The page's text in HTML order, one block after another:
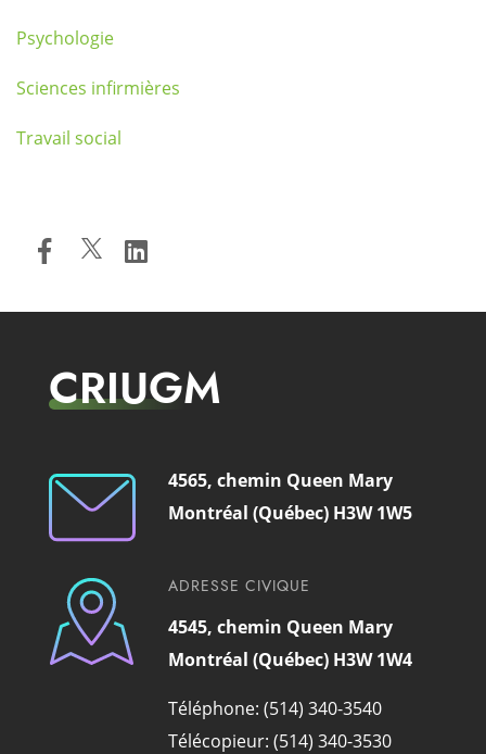
Psychologie
Sciences infirmières
Travail social
CRIUGM
4565, chemin Queen Mary
Montréal (Québec) H3W 1W5
ADRESSE CIVIQUE
4545, chemin Queen Mary
Montréal (Québec) H3W 1W4
Téléphone: (514) 340-3540
Télécopieur: (514) 340-3530